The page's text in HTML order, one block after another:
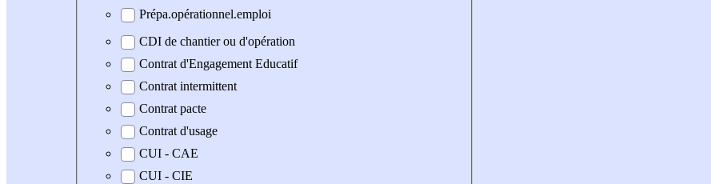
Prépa.opérationnel.emploi
CDI de chantier ou d'opération
Contrat d'Engagement Educatif
Contrat intermittent
Contrat pacte
Contrat d'usage
CUI - CAE
CUI - CIE